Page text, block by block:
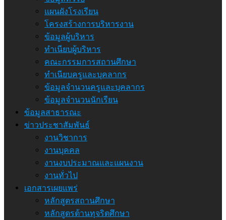
แผนผังโรงเรียน
โครงสร้างการบริหารงาน
ข้อมูลผู้บริหาร
ทำเนียบผู้บริหาร
คณะกรรมการสถานศึกษา
ทำเนียบครูและบุคลากร
ข้อมูลจำนวนครูและบุคลากร
ข้อมูลจำนวนนักเรียน
ข้อมูลสาธารณะ
ข่าวประชาสัมพันธ์
งานวิชาการ
งานบุคคล
งานงบประมาณและแผนงาน
งานทั่วไป
เอกสารเผยแพร่
หลักสูตรสถานศึกษา
หลักสูตรต้านทุจริตศึกษา